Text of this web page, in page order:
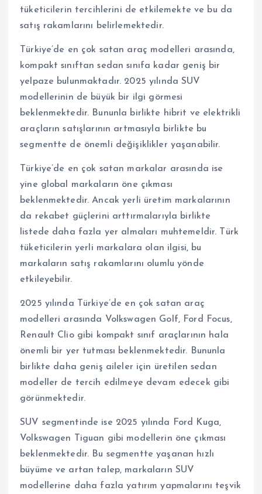
tüketicilerin tercihlerini de etkilemekte ve bu da
satış rakamlarını belirlemektedir.
Türkiye’de en çok satan araç modelleri arasında,
kompakt sınıftan sedan sınıfa kadar geniş bir
yelpaze bulunmaktadır. 2025 yılında SUV
modellerinin de büyük bir ilgi görmesi
beklenmektedir. Bununla birlikte hibrit ve elektrikli
araçların satışlarının artmasıyla birlikte bu
segmentte de önemli değişiklikler yaşanabilir.
Türkiye’de en çok satan markalar arasında ise
yine global markaların öne çıkması
beklenmektedir. Ancak yerli üretim markalarının
da rekabet güçlerini arttırmalarıyla birlikte
listede daha fazla yer almaları muhtemeldir. Türk
tüketicilerin yerli markalara olan ilgisi, bu
markaların satış rakamlarını olumlu yönde
etkileyebilir.
2025 yılında Türkiye’de en çok satan araç
modelleri arasında Volkswagen Golf, Ford Focus,
Renault Clio gibi kompakt sınıf araçlarının hala
önemli bir yer tutması beklenmektedir. Bununla
birlikte daha geniş aileler için üretilen sedan
modeller de tercih edilmeye devam edecek gibi
görünmektedir.
SUV segmentinde ise 2025 yılında Ford Kuga,
Volkswagen Tiguan gibi modellerin öne çıkması
beklenmektedir. Bu segmentte yaşanan hızlı
büyüme ve artan talep, markaların SUV
modellerine daha fazla yatırım yapmalarını teşvik